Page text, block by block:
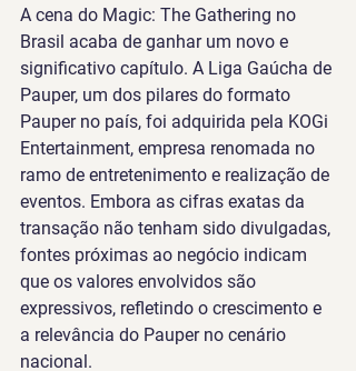
A cena do Magic: The Gathering no
Brasil acaba de ganhar um novo e
significativo capítulo. A Liga Gaúcha de
Pauper, um dos pilares do formato
Pauper no país, foi adquirida pela KOGi
Entertainment, empresa renomada no
ramo de entretenimento e realização de
eventos. Embora as cifras exatas da
transação não tenham sido divulgadas,
fontes próximas ao negócio indicam
que os valores envolvidos são
expressivos, refletindo o crescimento e
a relevância do Pauper no cenário
nacional.